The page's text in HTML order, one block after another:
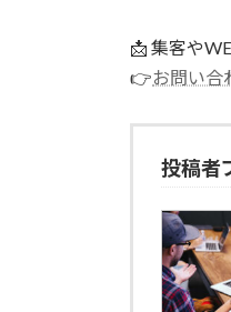
📩 集客や
👉お問い合
投稿者